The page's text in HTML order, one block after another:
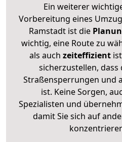
Ein weiterer
Vorbereitung eines
Ramstadt ist die
wichtig, eine Route zu
als auch zeiteffizient
sicherzustellen, dass
Straßensperrungen und
ist. Keine Sorgen,
Spezialisten und
damit Sie sich auf